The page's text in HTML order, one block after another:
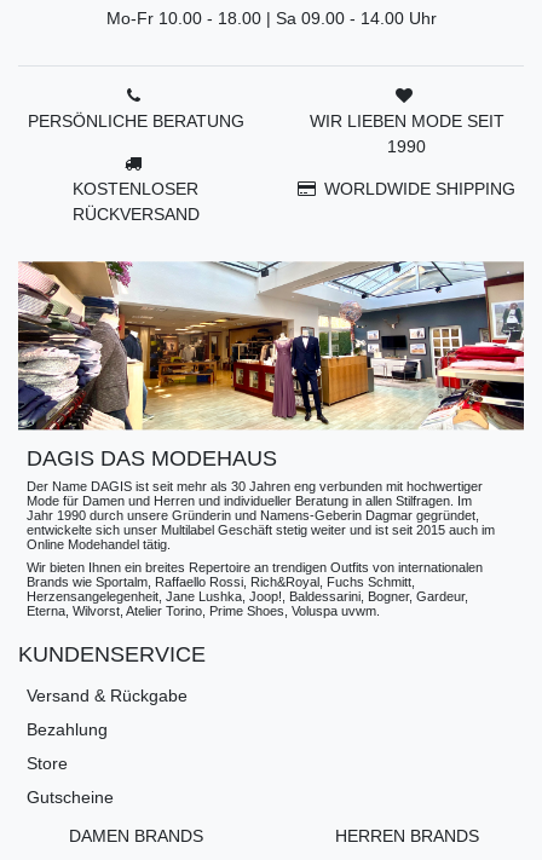
Mo-Fr 10.00 - 18.00 | Sa 09.00 - 14.00 Uhr
PERSÖNLICHE BERATUNG
KOSTENLOSER
RÜCKVERSAND
WIR LIEBEN MODE SEIT
1990
WORLDWIDE SHIPPING
DAGIS DAS MODEHAUS
Der Name DAGIS ist seit mehr als 30 Jahren eng verbunden mit hochwertiger
Mode für Damen und Herren und individueller Beratung in allen Stilfragen. Im
Jahr 1990 durch unsere Gründerin und Namens-Geberin Dagmar gegründet,
entwickelte sich unser Multilabel Geschäft stetig weiter und ist seit 2015 auch im
Online Modehandel tätig.
Wir bieten Ihnen ein breites Repertoire an trendigen Outfits von internationalen
Brands wie Sportalm, Raffaello Rossi, Rich&Royal, Fuchs Schmitt,
Herzensangelegenheit, Jane Lushka, Joop!, Baldessarini, Bogner, Gardeur,
Eterna, Wilvorst, Atelier Torino, Prime Shoes, Voluspa uvwm.
KUNDENSERVICE
Versand & Rückgabe
Bezahlung
Store
Gutscheine
DAMEN BRANDS
HERREN BRANDS